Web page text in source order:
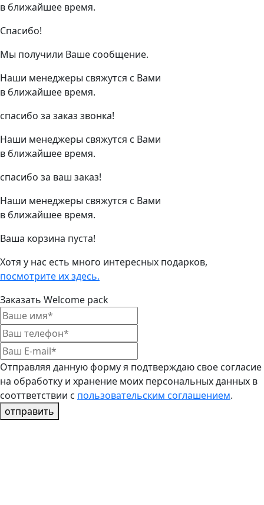
в ближайшее время.
Спасибо!
Мы получили Ваше сообщение.
Наши менеджеры свяжутся с Вами
в ближайшее время.
спасибо за заказ звонка!
Наши менеджеры свяжутся с Вами
в ближайшее время.
спасибо за ваш заказ!
Наши менеджеры свяжутся с Вами
в ближайшее время.
Ваша корзина пуста!
Хотя у нас есть много интересных подарков,
посмотрите их здесь.
Заказать Welcome pack
Отправляя данную форму я подтверждаю свое согласие
на обработку и хранение моих персональных данных в
сооттветствии с пользовательским соглашением.
отправить